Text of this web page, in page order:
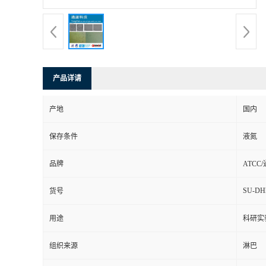
产品详请
产地 国内
保存条件 液氮
品牌 ATCC/
货号 SU-
用途 科研实
组织来源 淋巴